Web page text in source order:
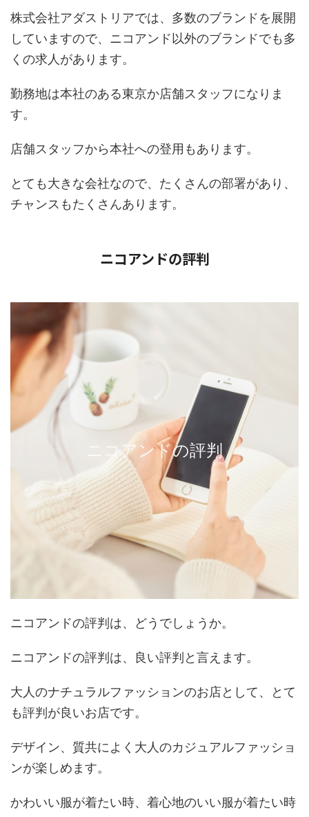
株式会社アダストリアでは、多数のブランドを展開
していますので、ニコアンド以外のブランドでも多
くの求人があります。
勤務地は本社のある東京か店舗スタッフになりま
す。
店舗スタッフから本社への登用もあります。
とても大きな会社なので、たくさんの部署があり、
チャンスもたくさんあります。
ニコアンドの評判
ニコアンドの評判
ニコアンドの評判は、どうでしょうか。
ニコアンドの評判は、良い評判と言えます。
大人のナチュラルファッションのお店として、とて
も評判が良いお店です。
デザイン、質共によく大人のカジュアルファッショ
ンが楽しめます。
かわいい服が着たい時、着心地のいい服が着たい時